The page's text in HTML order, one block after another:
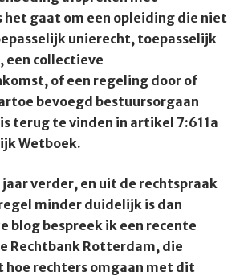
het gaat om een opleiding die niet
unierecht, toepasselijk
een collectieve
of een regeling door of
bevoegd bestuursorgaan
terug te vinden in artikel 7:611a
Wetboek.
jaar verder, en uit de rechtspraak
minder duidelijk is dan
blog bespreek ik een recente
Rechtbank Rotterdam, die
rechters omgaan met dit